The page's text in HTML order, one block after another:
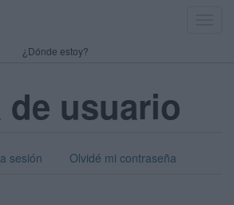
¿Dónde estoy?
de usuario
sesión Olvidé mi contraseña